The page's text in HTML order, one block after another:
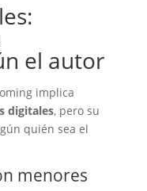
el autor
implica
digitales, pero su
quién sea el
menores